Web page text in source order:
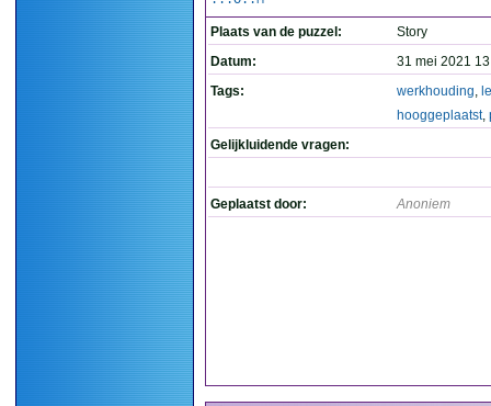
Plaats van de puzzel:
Story
Datum:
31 mei 2021
Tags:
werkhouding,
hooggeplaatst,
Gelijkluidende vragen:
Geplaatst door: Anoniem